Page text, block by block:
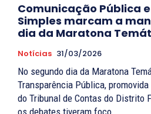
Comunicação Pública
Simples marcam a
dia da Maratona
Notícias 31/03/2026
No segundo dia da Maratona
Transparência Pública,
do Tribunal de Contas do Distrito
os debates tiveram foco...